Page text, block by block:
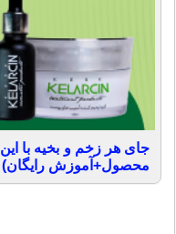
محصول+آموزش رایگان)